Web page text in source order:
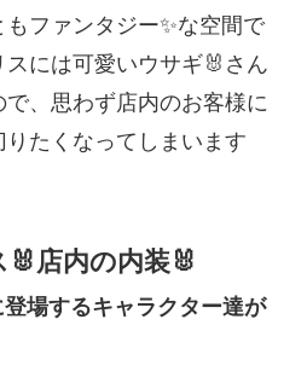
ファンタジー✨な空間で
には可愛いウサギ🐰さん
、思わず店内のお客様に
りたくなってしまいます
店内の内装🐰
場するキャラクター達が